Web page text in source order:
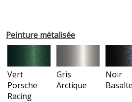
Peinture métalisée
Vert
Porsche
Racing
Gris
Arctique
Noir
Basalte